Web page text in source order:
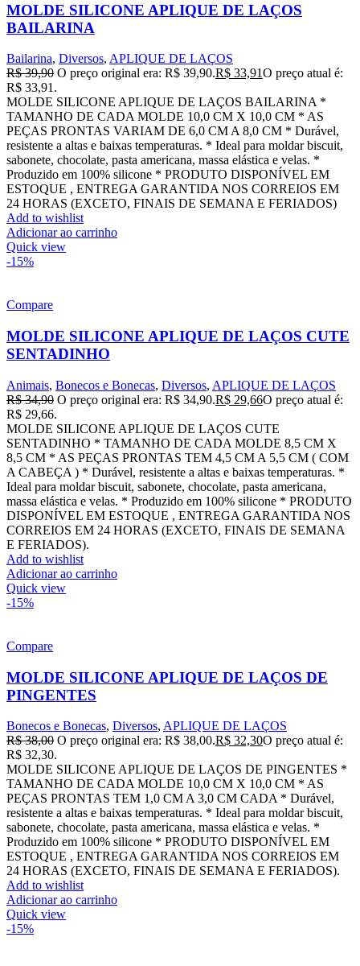
MOLDE SILICONE APLIQUE DE LAÇOS
BAILARINA
Bailarina, Diversos, APLIQUE DE LAÇOS
R$39,90 O preço original era: R$ 39,90.R$ 33,91O preço atual é:
R$ 33,91.
MOLDE SILICONE APLIQUE DE LAÇOS BAILARINA *
TAMANHO DE CADA MOLDE 10,0 CM X 10,0 CM * AS
PEÇAS PRONTAS VARIAM DE 6,0 CM A 8,0 CM * Durável,
resistente a altas e baixas temperaturas. * Ideal para moldar biscuit,
sabonete, chocolate, pasta americana, massa elástica e velas. *
Produzido em 100% silicone * PRODUTO DISPONÍVEL EM
ESTOQUE , ENTREGA GARANTIDA NOS CORREIOS EM
24 HORAS (EXCETO, FINAIS DE SEMANA E FERIADOS)
Add to wishlist
Adicionar ao carrinho
Quick view
-15%
Compare
MOLDE SILICONE APLIQUE DE LAÇOS CUTE
SENTADINHO
Animais, Bonecos e Bonecas, Diversos, APLIQUE DE LAÇOS
R$34,90 O preço original era: R$ 34,90.R$ 29,66O preço atual é:
R$ 29,66.
MOLDE SILICONE APLIQUE DE LAÇOS CUTE
SENTADINHO * TAMANHO DE CADA MOLDE 8,5 CM X
8,5 CM * AS PEÇAS PRONTAS TEM 4,5 CM A 5,5 CM ( COM
A CABEÇA ) * Durável, resistente a altas e baixas temperaturas. *
Ideal para moldar biscuit, sabonete, chocolate, pasta americana,
massa elástica e velas. * Produzido em 100% silicone * PRODUTO
DISPONÍVEL EM ESTOQUE , ENTREGA GARANTIDA NOS
CORREIOS EM 24 HORAS (EXCETO, FINAIS DE SEMANA
E FERIADOS).
Add to wishlist
Adicionar ao carrinho
Quick view
-15%
Compare
MOLDE SILICONE APLIQUE DE LAÇOS DE
PINGENTES
Bonecos e Bonecas, Diversos, APLIQUE DE LAÇOS
R$38,00 O preço original era: R$ 38,00.R$ 32,30O preço atual é:
R$ 32,30.
MOLDE SILICONE APLIQUE DE LAÇOS DE PINGENTES *
TAMANHO DE CADA MOLDE 10,0 CM X 10,0 CM * AS
PEÇAS PRONTAS TEM 1,0 CM A 3,0 CM CADA * Durável,
resistente a altas e baixas temperaturas. * Ideal para moldar biscuit,
sabonete, chocolate, pasta americana, massa elástica e velas. *
Produzido em 100% silicone * PRODUTO DISPONÍVEL EM
ESTOQUE , ENTREGA GARANTIDA NOS CORREIOS EM
24 HORAS (EXCETO, FINAIS DE SEMANA E FERIADOS).
Add to wishlist
Adicionar ao carrinho
Quick view
-15%